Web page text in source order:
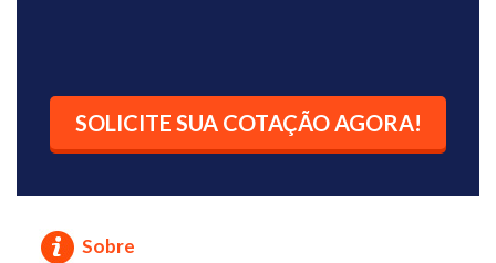
SOLICITE SUA COTAÇÃO AGORA!
Sobre